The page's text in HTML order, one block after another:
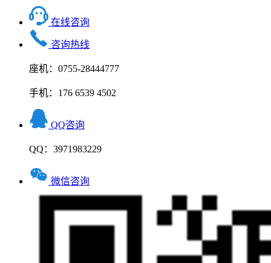
在线咨询
咨询热线
座机：0755-28444777
手机：176 6539 4502
QQ咨询
QQ：3971983229
微信咨询